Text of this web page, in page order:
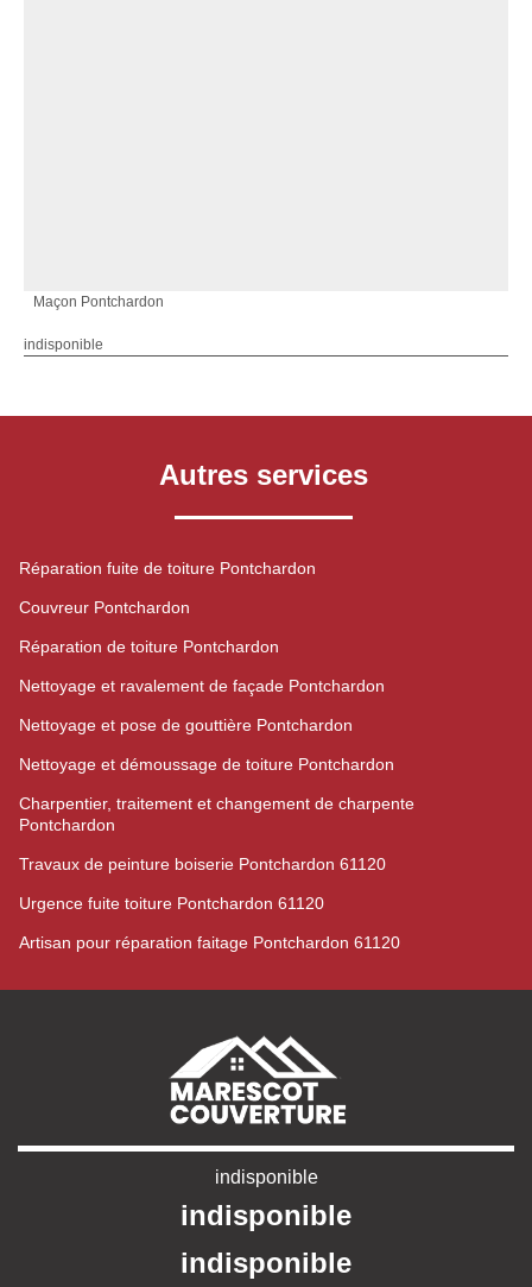
Maçon Pontchardon
indisponible
Autres services
Réparation fuite de toiture Pontchardon
Couvreur Pontchardon
Réparation de toiture Pontchardon
Nettoyage et ravalement de façade Pontchardon
Nettoyage et pose de gouttière Pontchardon
Nettoyage et démoussage de toiture Pontchardon
Charpentier, traitement et changement de charpente
Pontchardon
Travaux de peinture boiserie Pontchardon 61120
Urgence fuite toiture Pontchardon 61120
Artisan pour réparation faitage Pontchardon 61120
indisponible
indisponible
indisponible